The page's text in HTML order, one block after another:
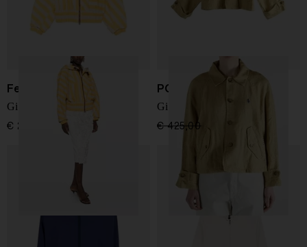
Fendi
Giacca blouson a righe
€ 2.700,00
POLO RALPH LAUREN
Giacca in lino con logo
€ 425,00